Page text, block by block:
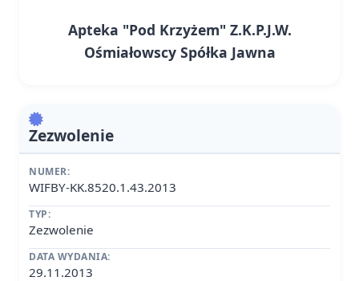
Apteka "Pod Krzyżem" Z.K.P.J.W.
Ośmiałowscy Spółka Jawna
Zezwolenie
NUMER:
WIFBY-KK.8520.1.43.2013
TYP:
Zezwolenie
DATA WYDANIA:
29.11.2013